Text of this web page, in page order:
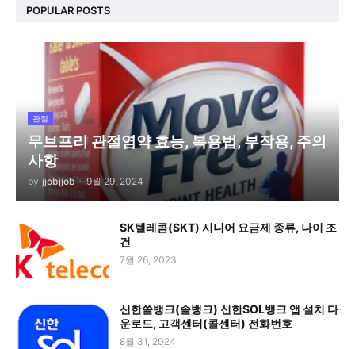
POPULAR POSTS
관절
무브프리 관절염약 효능, 복용법, 부작용, 주의
사항
by jjobjjob - 9월 29, 2024
SK텔레콤(SKT) 시니어 요금제 종류, 나이 조
건
7월 26, 2023
신한쏠뱅크(솔뱅크) 신한SOL뱅크 앱 설치 다
운로드, 고객센터(콜센터) 전화번호
8월 31, 2024